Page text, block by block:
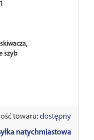
szyb
towaru:dostępny
natychmiastowa